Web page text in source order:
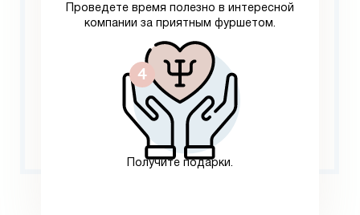
Проведете время полезно в интересной
компании за приятным фуршетом.
Получите подарки.